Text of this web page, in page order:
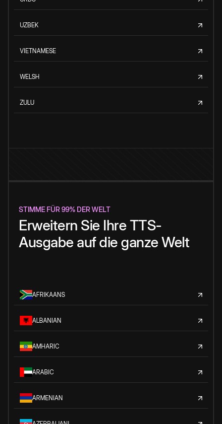
UZBEK
VIETNAMESE
WELSH
ZULU
STIMME FÜR 99% DER WELT
Erweitern Sie Ihre TTS-
Ausgabe auf die ganze Welt
AFRIKAANS
ALBANIAN
AMHARIC
ARABIC
ARMENIAN